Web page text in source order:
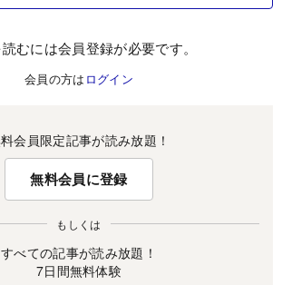
むには会員登録が必要です。
会員の方は ログイン
会員限定記事が読み放題！
無料会員に登録
もしくは
すべての記事が読み放題！
7日間無料体験